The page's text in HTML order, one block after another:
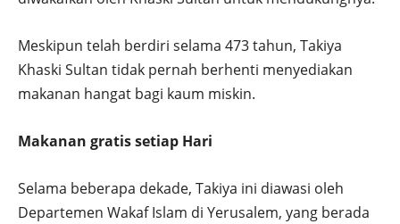
Meskipun telah berdiri selama 473 tahun, Takiya
Khaski Sultan tidak pernah berhenti menyediakan
makanan hangat bagi kaum miskin.
Makanan gratis setiap Hari
Selama beberapa dekade, Takiya ini diawasi oleh
Departemen Wakaf Islam di Yerusalem, yang berada